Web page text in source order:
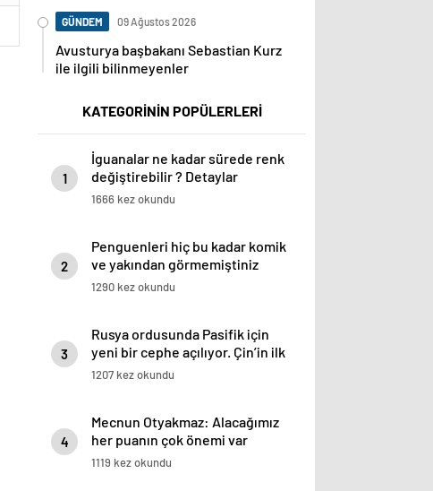
GÜNDEM 09 Ağustos 2026
Avusturya başbakanı Sebastian Kurz
ile ilgili bilinmeyenler
KATEGORİNİN POPÜLERLERİ
1
İguanalar ne kadar sürede renk
değiştirebilir ? Detaylar
burada…
1666 kez okundu
2
Penguenleri hiç bu kadar komik
ve yakından görmemiştiniz
1290 kez okundu
3
Rusya ordusunda Pasifik için
yeni bir cephe açılıyor. Çin’in ilk
tepkisi!
1207 kez okundu
4
Mecnun Otyakmaz: Alacağımız
her puanın çok önemi var
1119 kez okundu